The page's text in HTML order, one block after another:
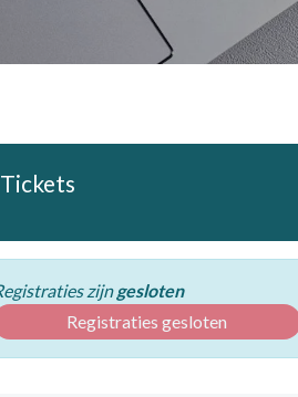
Tickets
zijngesloten
Registraties gesloten